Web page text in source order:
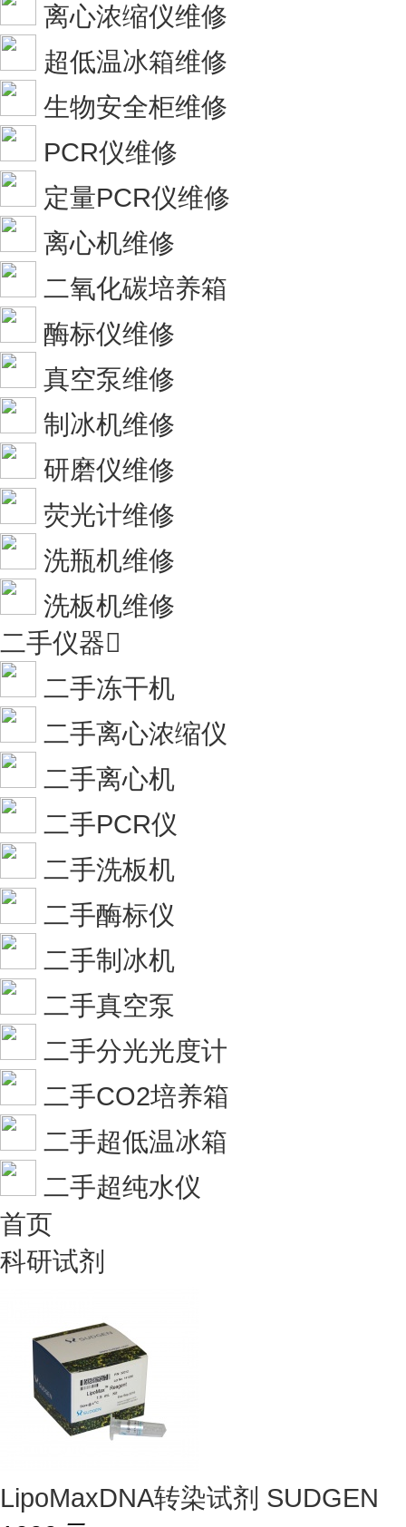
离心浓缩仪维修
超低温冰箱维修
生物安全柜维修
PCR仪维修
定量PCR仪维修
离心机维修
二氧化碳培养箱
酶标仪维修
真空泵维修
制冰机维修
研磨仪维修
荧光计维修
洗瓶机维修
洗板机维修
二手仪器
二手冻干机
二手离心浓缩仪
二手离心机
二手PCR仪
二手洗板机
二手酶标仪
二手制冰机
二手真空泵
二手分光光度计
二手CO2培养箱
二手超低温冰箱
二手超纯水仪
首页
科研试剂
LipoMaxDNA转染试剂 SUDGEN